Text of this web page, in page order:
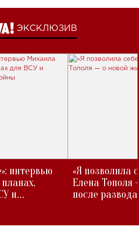
ЭКСКЛЮЗИВ
интервью
и
«Я позволила
Елена Тополя
после развода